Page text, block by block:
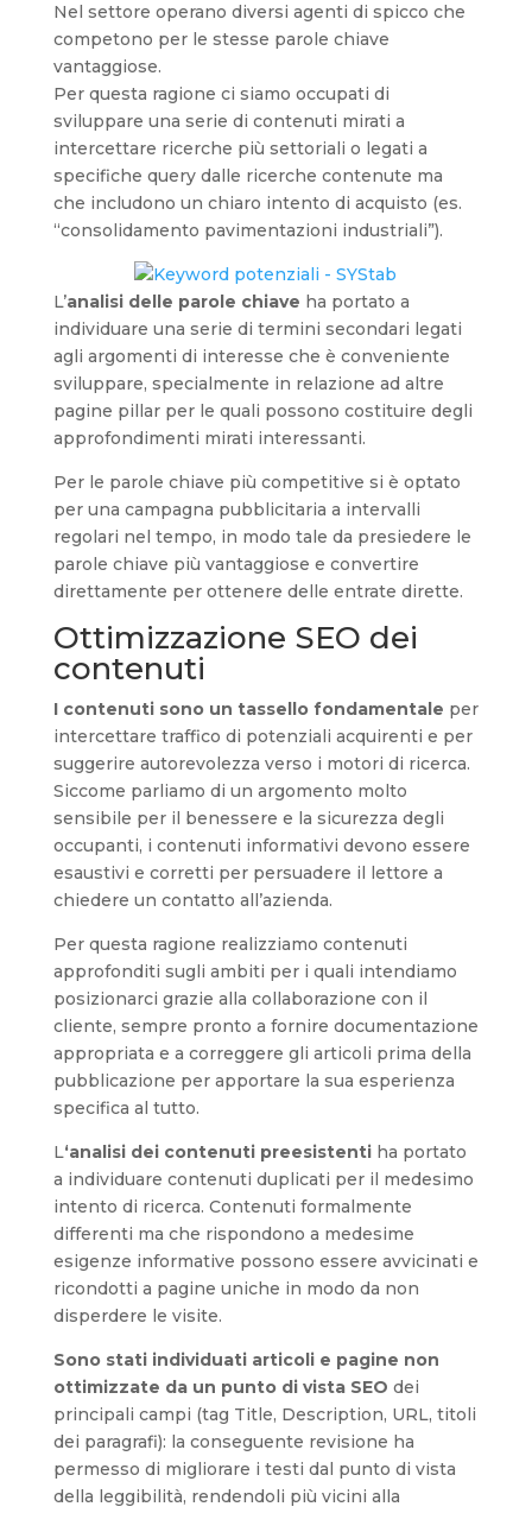
Nel settore operano diversi agenti di spicco che
competono per le stesse parole chiave
vantaggiose.
Per questa ragione ci siamo occupati di
sviluppare una serie di contenuti mirati a
intercettare ricerche più settoriali o legati a
specifiche query dalle ricerche contenute ma
che includono un chiaro intento di acquisto (es.
“consolidamento pavimentazioni industriali”).
L’analisi delle parole chiave ha portato a
individuare una serie di termini secondari legati
agli argomenti di interesse che è conveniente
sviluppare, specialmente in relazione ad altre
pagine pillar per le quali possono costituire degli
approfondimenti mirati interessanti.
Per le parole chiave più competitive si è optato
per una campagna pubblicitaria a intervalli
regolari nel tempo, in modo tale da presiedere le
parole chiave più vantaggiose e convertire
direttamente per ottenere delle entrate dirette.
Ottimizzazione SEO dei
contenuti
I contenuti sono un tassello fondamentale per
intercettare traffico di potenziali acquirenti e per
suggerire autorevolezza verso i motori di ricerca.
Siccome parliamo di un argomento molto
sensibile per il benessere e la sicurezza degli
occupanti, i contenuti informativi devono essere
esaustivi e corretti per persuadere il lettore a
chiedere un contatto all’azienda.
Per questa ragione realizziamo contenuti
approfonditi sugli ambiti per i quali intendiamo
posizionarci grazie alla collaborazione con il
cliente, sempre pronto a fornire documentazione
appropriata e a correggere gli articoli prima della
pubblicazione per apportare la sua esperienza
specifica al tutto.
L‘analisi dei contenuti preesistentiha portato
a individuare contenuti duplicati per il medesimo
intento di ricerca. Contenuti formalmente
differenti ma che rispondono a medesime
esigenze informative possono essere avvicinati e
ricondotti a pagine uniche in modo da non
disperdere le visite.
Sono stati individuati articoli e pagine non
ottimizzate da un punto di vista SEO dei
principali campi (tag Title, Description, URL, titoli
dei paragrafi): la conseguente revisione ha
permesso di migliorare i testi dal punto di vista
della leggibilità, rendendoli più vicini alla